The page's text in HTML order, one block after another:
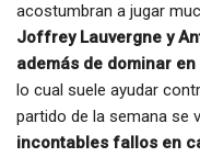
acostumbran a jugar
Joffrey Lauvergne y
además de dominar
lo cual suele ayudar
partido de la semana se
incontables fallos en